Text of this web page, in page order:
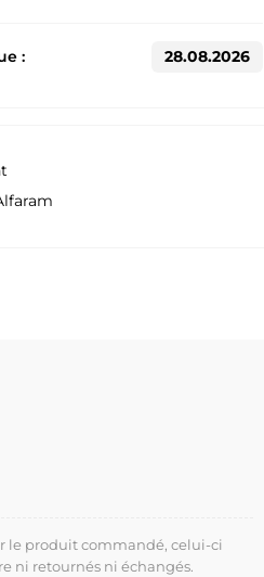
: 28.08.2026
le produit commandé, celui-ci
ni retournés ni échangés.